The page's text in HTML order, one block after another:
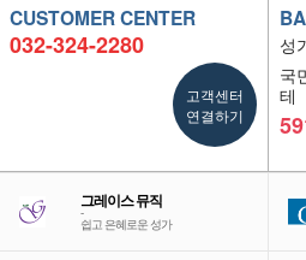
CUSTOMER CENTER
032-324-2280
고객센터
연결하기
성
국
테
그레이스 뮤직
-
쉽고 은혜로운 성가